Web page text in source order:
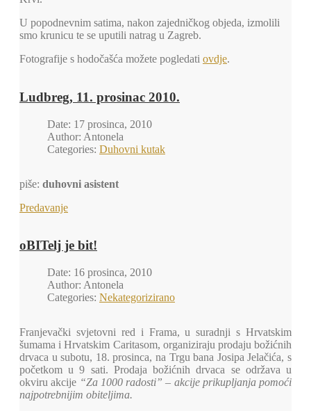
U popodnevnim satima, nakon zajedničkog objeda, izmolili
smo krunicu te se uputili natrag u Zagreb.
Fotografije s hodočašća možete pogledati ovdje.
Ludbreg, 11. prosinac 2010.
Date: 17 prosinca, 2010
Author: Antonela
Categories: Duhovni kutak
piše: duhovni asistent
Predavanje
oBITelj je bit!
Date: 16 prosinca, 2010
Author: Antonela
Categories: Nekategorizirano
Franjevački svjetovni red i Frama, u suradnji s Hrvatskim
šumama i Hrvatskim Caritasom, organiziraju prodaju božićnih
drvaca u subotu, 18. prosinca, na Trgu bana Josipa Jelačića, s
početkom u 9 sati. Prodaja božićnih drvaca se održava u
okviru akcije “Za 1000 radosti” – akcije prikupljanja pomoći
najpotrebnijim obiteljima.